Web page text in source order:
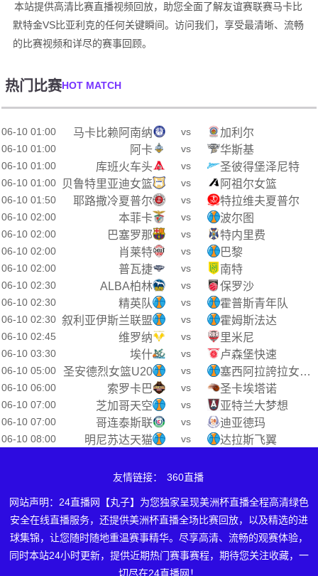
本站提供高清比赛直播视频回放，助您全面了解友谊赛联赛马卡比
默特金VS比亚利克的任何关键瞬间。访问我们，享受最清晰、流畅
的比赛视频和详尽的赛事回顾。
热门比赛HOT MATCH
06-10 01:00 马卡比赖阿南纳 vs 加利尔
06-10 01:00 阿卡 vs 华斯基
06-10 01:00 库班火车头 vs 圣彼得堡泽尼特
06-10 01:00 贝鲁特里亚迪女篮 vs 阿祖尔女篮
06-10 01:50 耶路撒冷夏普尔 vs 特拉维夫夏普尔
06-10 02:00 本菲卡 vs 波尔图
06-10 02:00 巴塞罗那 vs 特内里费
06-10 02:00 肖莱特 vs 巴黎
06-10 02:00 普瓦捷 vs 南特
06-10 02:30 ALBA柏林 vs 保罗沙
06-10 02:30 精英队 vs 霍普斯青年队
06-10 02:30 叙利亚伊斯兰联盟 vs 霍姆斯法达
06-10 02:45 维罗纳 vs 里米尼
06-10 03:30 埃什 vs 卢森堡快速
06-10 05:00 圣安德烈女篮U20 vs 塞西阿拉誇拉女篮U20
06-10 06:00 索罗卡巴 vs 圣卡埃塔诺
06-10 07:00 芝加哥天空 vs 亚特兰大梦想
06-10 07:00 哥连泰斯联 vs 迪亚德玛
06-10 08:00 明尼苏达天猫 vs 达拉斯飞翼
友情链接： 360直播
网站声明：24直播网【丸子】为您独家呈现美洲杯直播全程高清绿色
安全在线直播服务，还提供美洲杯直播全场比赛回放，以及精选的进
球集锦，让您随时随地重温赛事精华。尽享高清、流畅的观赛体验，
同时本站24小时更新，提供近期热门赛事赛程，期待您关注收藏，一
切尽在24直播网！